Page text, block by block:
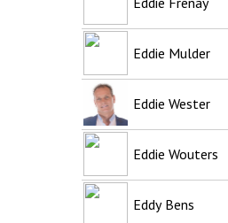
Eddie Mulder
Eddie Wester
Eddie Wouters
Eddy Bens